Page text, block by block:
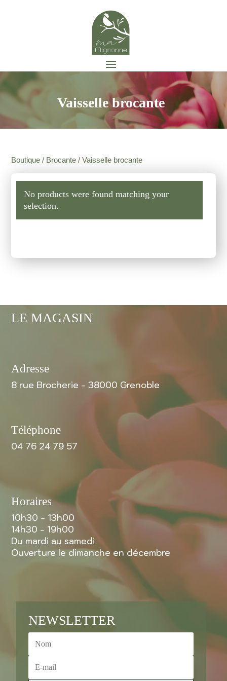
Vaisselle brocante
Boutique / Brocante / Vaisselle brocante
No products were found matching your
selection.
LE MAGASIN
Adresse
8 rue Brocherie - 38000 Grenoble
Téléphone
04 76 24 79 57
Horaires
10h30 - 13h00
14h30 - 19h00
Du mardi au samedi
Ouverture le dimanche en décembre
NEWSLETTER